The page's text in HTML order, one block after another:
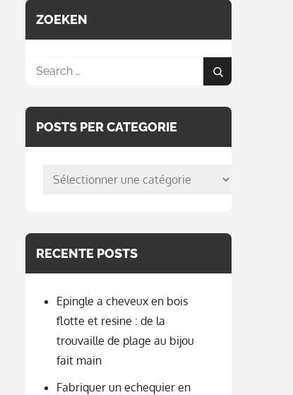
ZOEKEN
Search
Search
POSTS PER CATEGORIE
posts
RECENTE POSTS
Epingle a cheveux en bois
flotte et resine : de la
trouvaille de plage au bijou
fait main
Fabriquer un echequier en